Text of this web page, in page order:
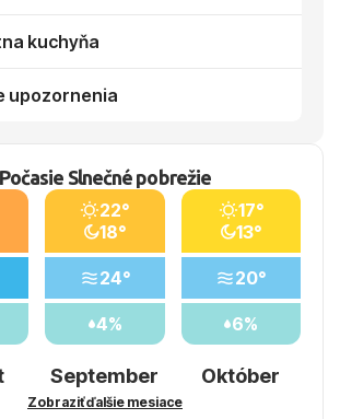
kuchyňa
upozornenia
Počasie Slnečné pobrežie
September
22°
18°
24°
4%
Október
17°
13°
20°
6%
Zobraziť ďalšie mesiace